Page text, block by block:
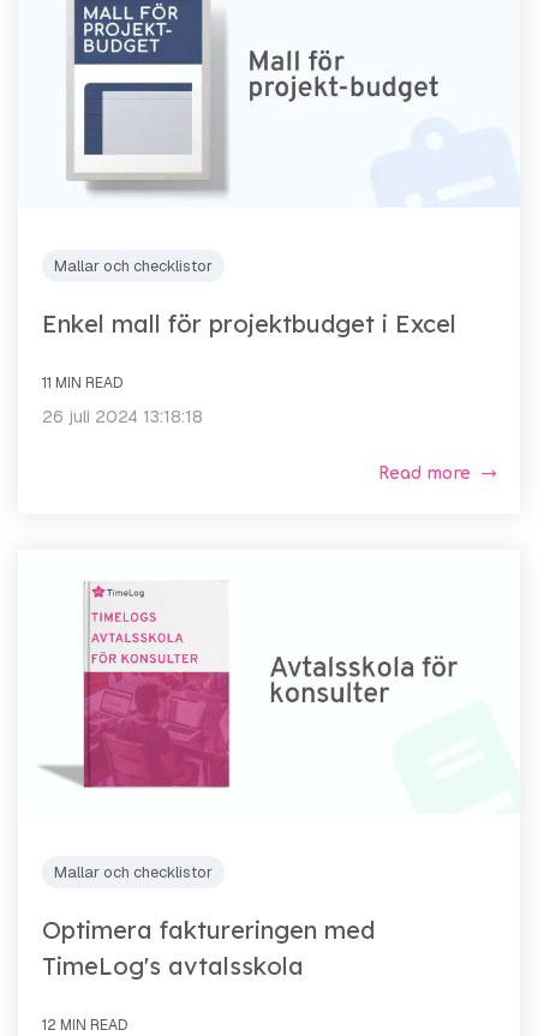
Mallar och checklistor
Enkel mall för projektbudget i Excel
11 MIN READ
26 juli 2024 13:18:18
Read more
Mallar och checklistor
Optimera faktureringen med
TimeLog's avtalsskola
12 MIN READ